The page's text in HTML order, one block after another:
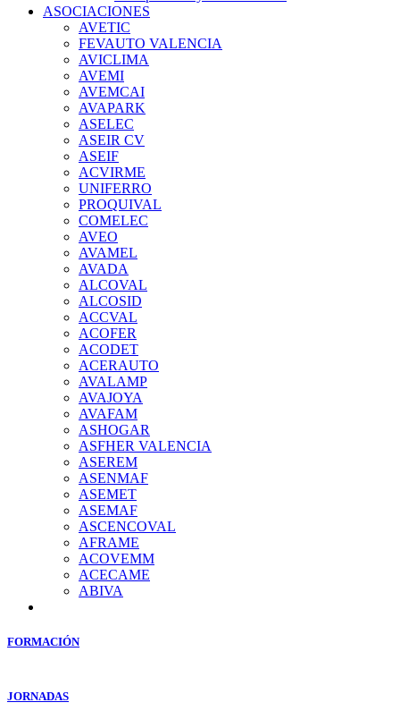
ASOCIACIONES
AVETIC
FEVAUTO VALENCIA
AVICLIMA
AVEMI
AVEMCAI
AVAPARK
ASELEC
ASEIR CV
ASEIF
ACVIRME
UNIFERRO
PROQUIVAL
COMELEC
AVEO
AVAMEL
AVADA
ALCOVAL
ALCOSID
ACCVAL
ACOFER
ACODET
ACERAUTO
AVALAMP
AVAJOYA
AVAFAM
ASHOGAR
ASFHER VALENCIA
ASEREM
ASENMAF
ASEMET
ASEMAF
ASCENCOVAL
AFRAME
ACOVEMM
ACECAME
ABIVA
FORMACIÓN
JORNADAS